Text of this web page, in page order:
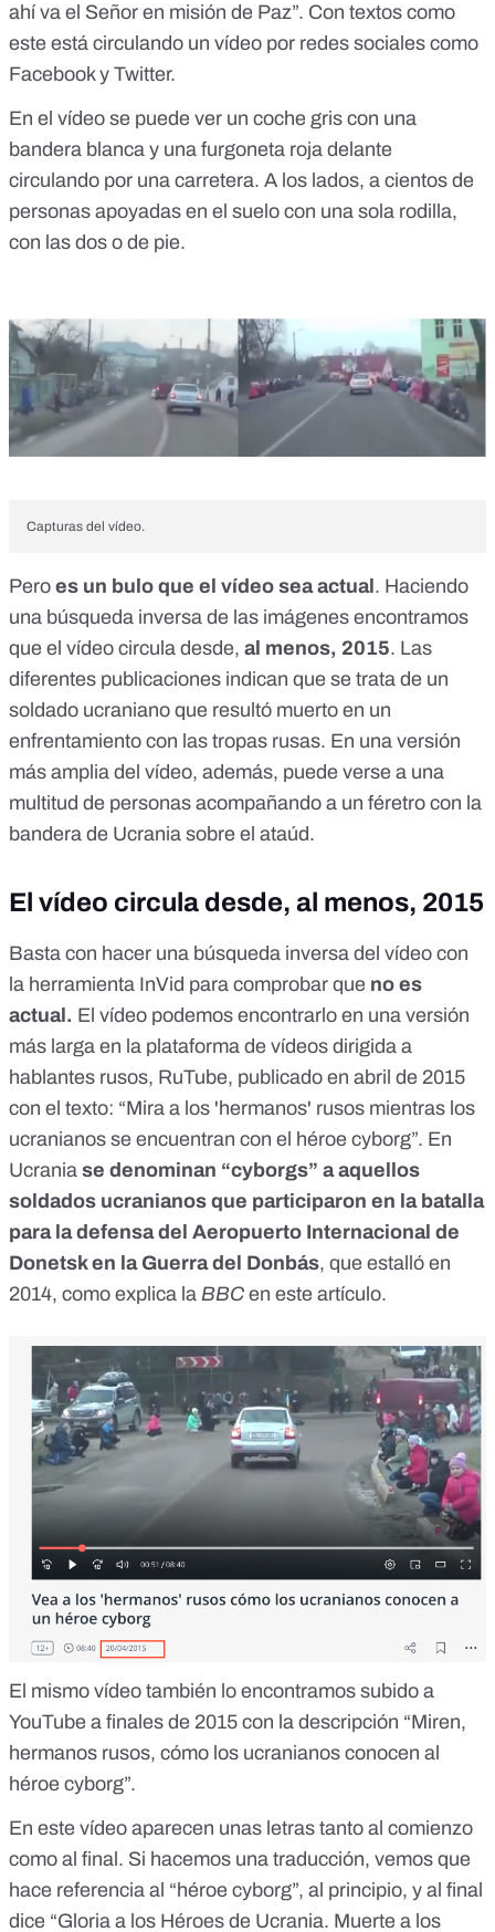
ahí va el Señor en misión de Paz”. Con textos como
este está circulando un vídeo por redes sociales como
Facebooky Twitter.
En el vídeo se puede ver un coche gris con una
bandera blanca y una furgoneta roja delante
circulando por una carretera. A los lados, a cientos de
personas apoyadas en el suelo con una sola rodilla,
con las dos o de pie.
Capturas del vídeo.
Pero es un bulo que el vídeo sea actual. Haciendo
una búsqueda inversa de las imágenes encontramos
que el vídeo circula desde, al menos, 2015. Las
diferentes publicaciones indican que se trata de un
soldado ucraniano que resultó muerto en un
enfrentamiento con las tropas rusas. En una versión
más amplia del vídeo, además, puede verse a una
multitud de personas acompañando a un féretro con la
bandera de Ucrania sobre el ataúd.
El vídeo circula desde, al menos, 2015
Basta con hacer una búsqueda inversa del vídeo con
la herramienta InVid para comprobar que no es
actual. El vídeo podemos encontrarlo en una versión
más larga en la plataforma de vídeos dirigida a
hablantes rusos, RuTube, publicado en abril de 2015
con el texto: “Mira a los 'hermanos' rusos mientras los
ucranianos se encuentran con el héroe cyborg”. En
Ucrania se denominan “cyborgs” a aquellos
soldados ucranianos que participaron en la batalla
para la defensa del Aeropuerto Internacional de
Donetsk en laGuerra del Donbás, que estalló en
2014, como explica la BBC en este artículo.
El mismo vídeo también lo encontramos subido a
YouTube a finales de 2015 con la descripción “Miren,
hermanos rusos, cómo los ucranianos conocen al
héroe cyborg”.
En este vídeo aparecen unas letras tanto al comienzo
como al final. Si hacemos una traducción, vemos que
hace referencia al “héroe cyborg”, al principio, y al final
dice “Gloria a los Héroes de Ucrania. Muerte a los